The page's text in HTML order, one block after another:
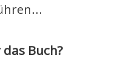
Buch?